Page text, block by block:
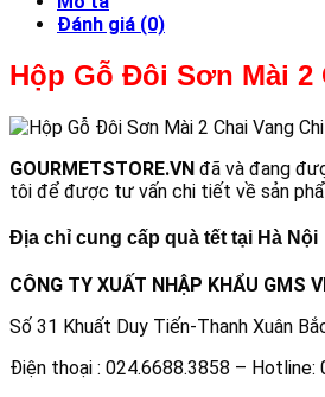
2
Vang
Chile
Dorado
số
lượng
Đánh giá (0)
Hộp Gỗ Đôi Sơn Mài 2
GOURMETSTORE.VN đã và đang
tôi để được tư vấn chi tiết về sản
Địa chỉ cung cấp quà tết tại Hà Nội
CÔNG TY XUẤT NHẬP KHẨU GMS
Số 31 Khuất Duy Tiến-Thanh Xuân
Điện thoại : 024.6688.3858 – Hotline: